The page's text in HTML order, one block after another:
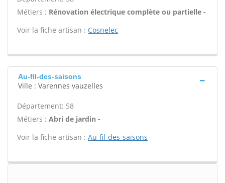
Métiers : Rénovation électrique complète ou partielle -
Voir la fiche artisan : Cosnelec
Au-fil-des-saisons
Ville : Varennes vauzelles
Département: 58
Métiers : Abri de jardin -
Voir la fiche artisan : Au-fil-des-saisons